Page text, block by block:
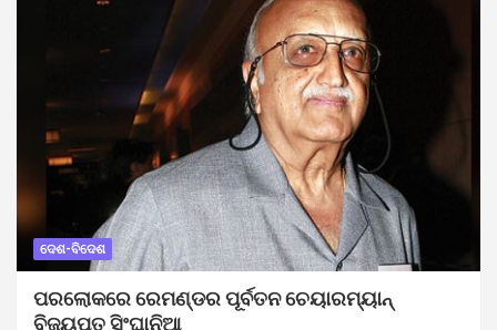
ଦେଶ-ବିଦେଶ
ପରଲୋକରେ ରେମଣ୍ଡର ପୂର୍ବତନ ଚେୟାରମ୍ୟାନ୍
ବିଜୟପତ ସିଂଘାନିଆ